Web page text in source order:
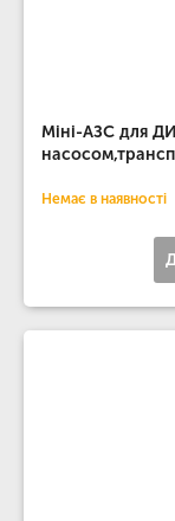
Міні-АЗС для
Немає в наявності